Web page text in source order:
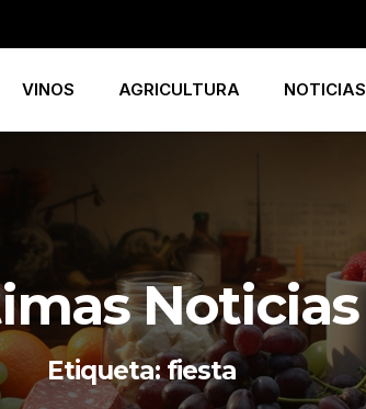
VINOS AGRICULTURA NOTICIAS
Noticias
Etiqueta: fiesta